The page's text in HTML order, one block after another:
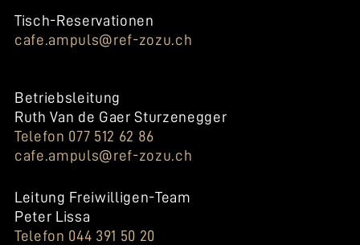
Tisch-Reservationen
cafe.ampuls@ref-zozu.ch
Betriebsleitung
Ruth Van de Gaer Sturzenegger
Telefon 077 512 62 86
cafe.ampuls@ref-zozu.ch
Leitung Freiwilligen-Team
Peter Lissa
Telefon 044 391 50 20